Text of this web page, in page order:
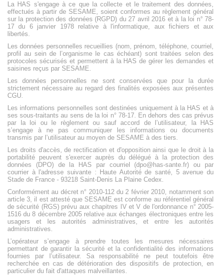
La HAS s'engage à ce que la collecte et le traitement des données,
effectués à partir de SESAME, soient conformes au règlement général
sur la protection des données (RGPD) du 27 avril 2016 et à la loi n° 78-
17 du 6 janvier 1978 relative à l'informatique, aux fichiers et aux
libertés.
Les données personnelles recueillies (nom, prénom, téléphone, courriel,
profil au sein de l’organisme le cas échéant) sont traitées selon des
protocoles sécurisés et permettent à la HAS de gérer les demandes et
saisines reçus par SESAME.
Les données personnelles ne sont conservées que pour la durée
strictement nécessaire au regard des finalités exposées aux présentes
CGU.
Les informations personnelles sont destinées uniquement à la HAS et à
ses sous-traitants au sens de la loi n° 78-17. En dehors des cas prévus
par la loi ou le règlement ou sauf accord de l’utilisateur, la HAS
s’engage à ne pas communiquer les informations ou documents
transmis par l’utilisateur au moyen de SESAME à des tiers.
Les droits d'accès, de rectification et d'opposition ainsi que le droit à la
portabilité peuvent s'exercer auprès du délégué à la protection des
données (DPO) de la HAS par courriel (dpo@has-sante.fr) ou par
courrier à l'adresse suivante : Haute Autorité de santé, 5 avenue du
Stade de France - 93218 Saint-Denis La Plaine Cedex.
Conformément au décret n° 2010-112 du 2 février 2010, notamment son
article 3, il est attesté que SESAME est conforme au référentiel général
de sécurité (RGS) prévu aux chapitres IV et V de l'ordonnance n° 2005-
1516 du 8 décembre 2005 relative aux échanges électroniques entre les
usagers et les autorités administratives, et entre les autorités
administratives.
L’opérateur s’engage à prendre toutes les mesures nécessaires
permettant de garantir la sécurité et la confidentialité des informations
fournies par l’utilisateur. Sa responsabilité ne peut toutefois être
recherchée en cas de détérioration des dispositifs de protection, en
particulier du fait d'attaques malveillantes.